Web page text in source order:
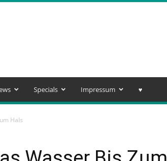
Specials Impressum ♥️
Hals